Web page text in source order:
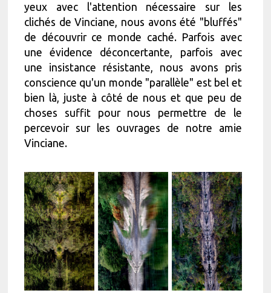
yeux avec l'attention nécessaire sur les
clichés de Vinciane, nous avons été "bluffés"
de découvrir ce monde caché. Parfois avec
une évidence déconcertante, parfois avec
une insistance résistante, nous avons pris
conscience qu'un monde "parallèle" est bel et
bien là, juste à côté de nous et que peu de
choses suffit pour nous permettre de le
percevoir sur les ouvrages de notre amie
Vinciane.